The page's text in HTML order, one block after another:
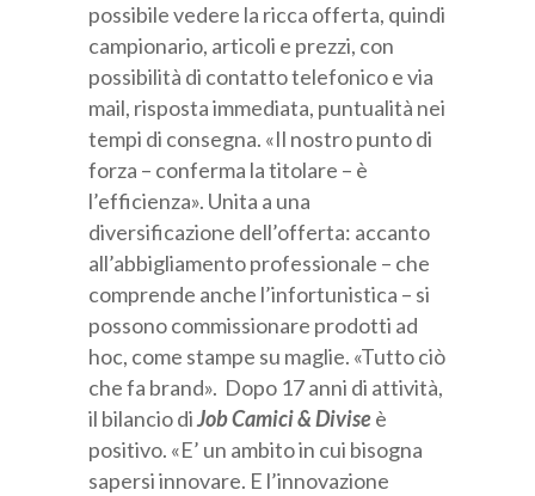
possibile vedere la ricca offerta, quindi
campionario, articoli e prezzi, con
possibilità di contatto telefonico e via
mail, risposta immediata, puntualità nei
tempi di consegna. «Il nostro punto di
forza – conferma la titolare – è
l’efficienza». Unita a una
diversificazione dell’offerta: accanto
all’abbigliamento professionale – che
comprende anche l’infortunistica – si
possono commissionare prodotti ad
hoc, come stampe su maglie. «Tutto ciò
che fa brand». Dopo 17 anni di attività,
il bilancio diJob Camici & Diviseè
positivo. «E’ un ambito in cui bisogna
sapersi innovare. E l’innovazione